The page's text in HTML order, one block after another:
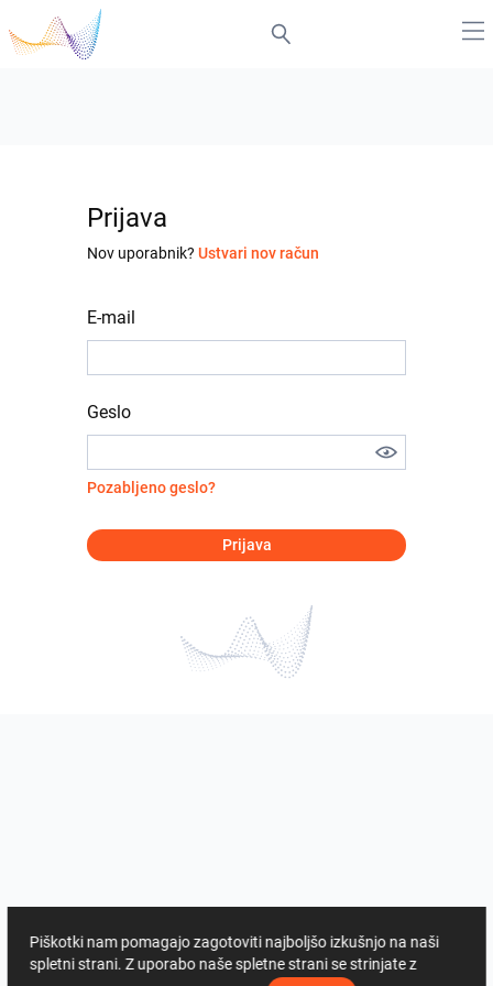
Prijava
Nov uporabnik? Ustvari nov račun
E-mail
Geslo
Pozabljeno geslo?
Prijava
Piškotki nam pomagajo zagotoviti najboljšo izkušnjo na naši
spletni strani. Z uporabo naše spletne strani se strinjate z